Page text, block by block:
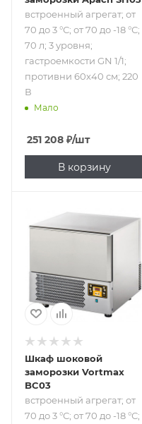
встроенный агрегат; от
70 до 3 °С; от 70 до -18 °С;
70 л; 3 уровня;
гастроемкости GN 1/1;
противни 60х40 см; 220
В
Мало
251 208 ₽/шт
В корзину
Подпись к товару
встроенный
агрегат; от 70 до 3
3 уровня;
гастроемкости
GN 1/1; противни
60х40 см; 220 В
Шкаф шоковой
заморозки Vortmax
BC03
встроенный агрегат; от
70 до 3 °С; от 70 до -18 °С;